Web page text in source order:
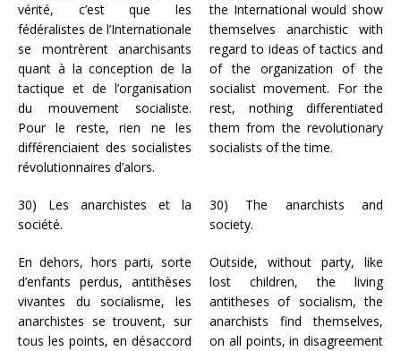
vérité, c’est que les
fédéralistes de l’Internationale
se montrèrent anarchisants
quant à la conception de la
tactique et de l’organisation
du mouvement socialiste.
Pour le reste, rien ne les
différenciaient des socialistes
révolutionnaires d’alors.
the International would show
themselves anarchistic with
regard to ideas of tactics and
of the organization of the
socialist movement. For the
rest, nothing differentiated
them from the revolutionary
socialists of the time.
30) Les anarchistes et la
société.
En dehors, hors parti, sorte
d’enfants perdus, antithèses
vivantes du socialisme, les
anarchistes se trouvent, sur
tous les points, en désaccord
30) The anarchists and
society.
Outside, without party, like
lost children, the living
antitheses of socialism, the
anarchists find themselves,
on all points, in disagreement